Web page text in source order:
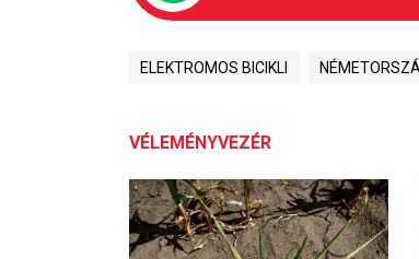
ELEKTROMOS BICIKLI
VÉLEMÉNYVEZÉR